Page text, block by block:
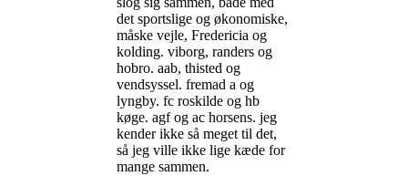
det sportslige og økonomiske,
måske vejle, Fredericia og
kolding. viborg, randers og
hobro. aab, thisted og
vendsyssel. fremad a og
lyngby. fc roskilde og hb
køge. agf og ac horsens. jeg
kender ikke så meget til det,
så jeg ville ikke lige kæde for
mange sammen.